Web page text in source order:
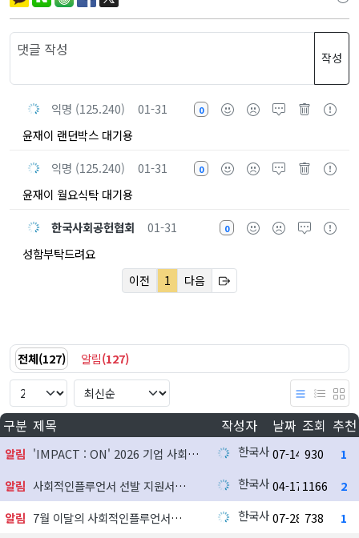
작성
익명 (125.240) 01-31 0
윤재이 랜던박스 대기용
익명 (125.240)
01-31 0
윤재이 월요식탁 대기용
한국사회공헌협회
01-31 0
성함부탁드려요
이전 1 다음
전체(127) 알림(127)
구분 제목 작성자 날짜 조회 추천
알림 'IMPACT : ON' 2026 기업 사회공헌 실천사례 발굴 지원사업 참여기업 모집 한국사회공헌협회
07-14 930
1
알림
사회적인플루언서 선발 지원서 한국사회공헌협회
04-17 1166
2
알림
7월 이달의 사회적인플루언서 한국사회공헌협회
07-28 738
1